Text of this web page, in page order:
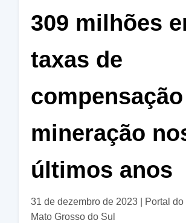
309 milhões
taxas de
mineração
últimos anos
31 de dezembro de 2023
Portal
Mato Grosso do Sul